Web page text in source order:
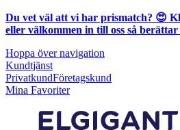
Du vet väl att vi har prismatch? 😍
eller välkommen in till oss så
Hoppa över navigation
Kundtjänst
PrivatkundFöretagskund
Mina Favoriter